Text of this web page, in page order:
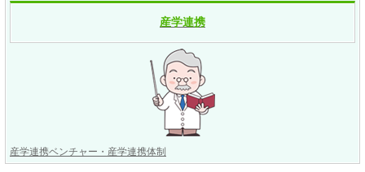
産学連携
産学連携ベンチャー・産学連携体制